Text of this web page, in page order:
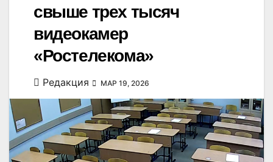
свыше трех тысяч
видеокамер
«Ростелекома»
Редакция МАР 19, 2026